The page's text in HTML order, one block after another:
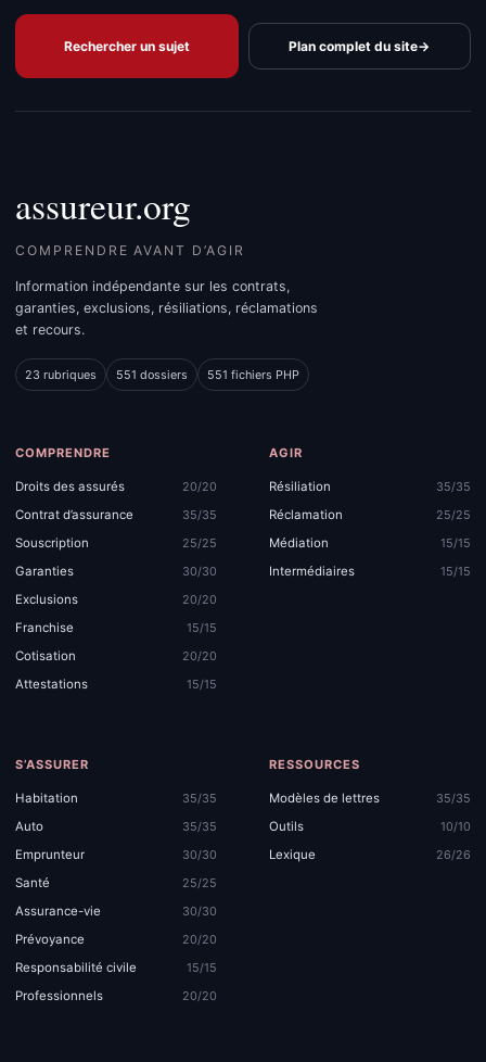
Rechercher un sujet Plan complet du site→
assureur.org
COMPRENDRE AVANT D’AGIR
Information indépendante sur les contrats,
garanties, exclusions, résiliations, réclamations
et recours.
23 rubriques 551 dossiers 551 fichiers PHP
COMPRENDRE
Droits des assurés
20/20
Contrat d’assurance
35/35
Souscription
25/25
Garanties
30/30
Exclusions
20/20
Franchise
15/15
Cotisation
20/20
Attestations
15/15
AGIR
Résiliation
35/35
Réclamation
25/25
Médiation
15/15
Intermédiaires
15/15
S’ASSURER
Habitation
35/35
Auto
35/35
Emprunteur
30/30
Santé
25/25
Assurance-vie
30/30
Prévoyance
20/20
Responsabilité civile
15/15
Professionnels
20/20
RESSOURCES
Modèles de lettres
35/35
Outils
10/10
Lexique
26/26